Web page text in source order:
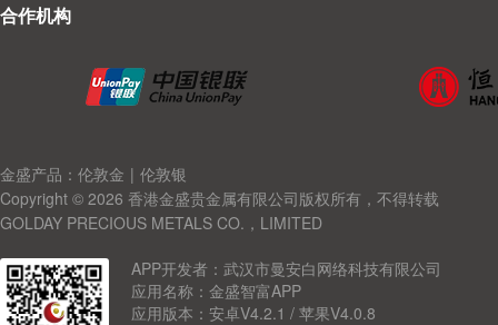
合作机构
金盛产品：伦敦金 | 伦敦银
Copyright © 2026 香港金盛贵金属有限公司版权所有，不得转载
GOLDAY PRECIOUS METALS CO.，LIMITED
APP开发者：武汉市曼安白网络科技有限公司
应用名称：金盛智富APP
应用版本：安卓V4.2.1 / 苹果V4.0.8